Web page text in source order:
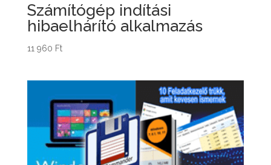
Számítógép indítási
hibaelhárító alkalmazás
11 960 Ft